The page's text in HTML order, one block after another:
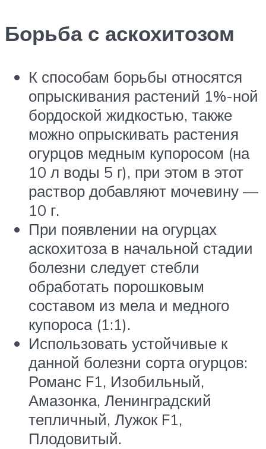
Борьба с аскохитозом
К способам борьбы от­носятся
опрыскивания рас­тений 1%-ной
бордоской жидкостью, также
можно опрыскивать растения
огурцов медным купоросом (на
10 л воды 5 г), при этом в этот
раствор добавляют мочевину —
10 г.
При появле­нии на огурцах
аскохитоза в начальной стадии
болезни следует стебли
обработать порошковым
составом из мела и медного
купороса (1:1).
Использовать устойчивые к
данной болезни сорта огурцов:
Романс F1, Изобильный,
Амазонка, Ленинградский
тепличный, Лужок F1,
Плодовитый.